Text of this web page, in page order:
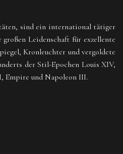
sind ein international tätiger
Leidenschaft für exzellente
Kronleuchter und vergoldete
der Stil-Epochen Louis XIV,
Empire und Napoleon III.